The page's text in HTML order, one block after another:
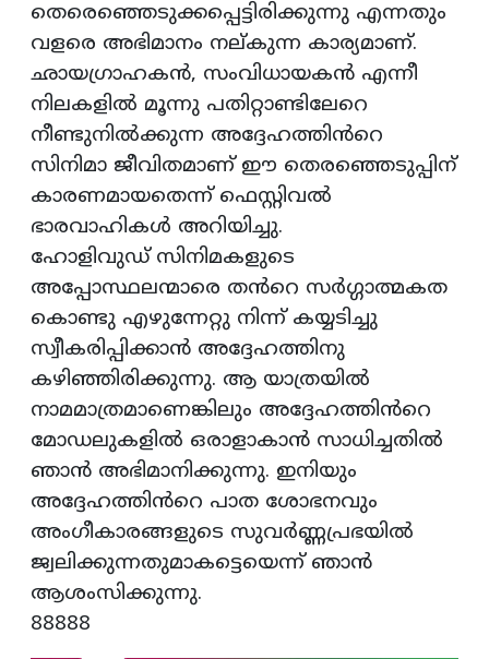
തെരെഞ്ഞെടുക്കപ്പെട്ടിരിക്കുന്നു എന്നതും
വളരെ അഭിമാനം നല്‌കുന്ന കാര്യമാണ്.
ഛായഗ്രാഹകൻ, സംവിധായകൻ എന്നീ
നിലകളിൽ മൂന്നു പതിറ്റാണ്ടിലേറെ
നീണ്ടുനിൽക്കുന്ന അദ്ദേഹത്തിൻറെ
സിനിമാ ജീവിതമാണ് ഈ തെരഞ്ഞെടുപ്പിന്
കാരണമായതെന്ന് ഫെസ്റ്റിവൽ
ഭാരവാഹികൾ അറിയിച്ചു.
ഹോളിവുഡ് സിനിമകളുടെ
അപ്പോസ്ഥലന്മാരെ തൻറെ സർഗ്ഗാത്മകത
കൊണ്ടു എഴുന്നേറ്റു നിന്ന് കയ്യടിച്ചു
സ്വീകരിപ്പിക്കാൻ അദ്ദേഹത്തിനു
കഴിഞ്ഞിരിക്കുന്നു. ആ യാത്രയിൽ
നാമമാത്രമാണെങ്കിലും അദ്ദേഹത്തിൻറെ
മോഡലുകളിൽ ഒരാളാകാൻ സാധിച്ചതിൽ
ഞാൻ അഭിമാനിക്കുന്നു. ഇനിയും
അദ്ദേഹത്തിൻറെ പാത ശോഭനവും
അംഗീകാരങ്ങളുടെ സുവർണ്ണപ്രഭയിൽ
ജ്വലിക്കുന്നതുമാകട്ടെയെന്ന് ഞാൻ
ആശംസിക്കുന്നു.
88888